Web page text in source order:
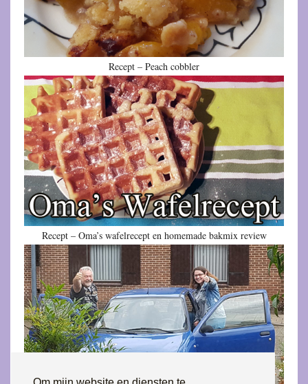
Recept – Peach cobbler
Recept – Oma’s wafelrecept en homemade bakmix review